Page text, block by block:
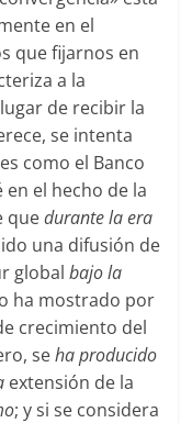
en el
que fijarnos en
a la
de recibir la
se intenta
como el Banco
el hecho de la
quedurante la era
una difusión de
globalbajo la
ha mostrado por
crecimiento del
seha producido
extensión de la
; y si se considera